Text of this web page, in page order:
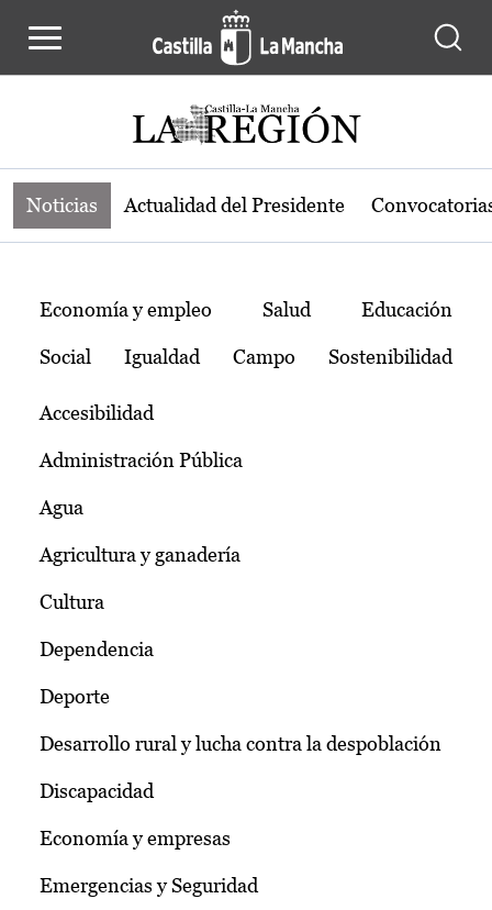
Noticias de la región de Castilla-La
Noticias Actualidad del Presidente
Temas
Economía y empleo Salud Educación
Social Igualdad Campo Sostenibilidad
Accesibilidad
Administración Pública
Agua
Agricultura y ganadería
Cultura
Dependencia
Deporte
Desarrollo rural y lucha contra la despoblación
Discapacidad
Economía y empresas
Emergencias y Seguridad